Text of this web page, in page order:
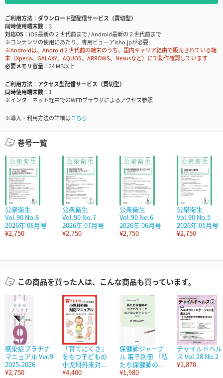
ご利用方法
ダウンロード型配信サービス（買切型）
同時使用端末数
3
対応OS
iOS最新の２世代前まで / Android最新の２世代前まで
※コンテンツの使用にあたり、専用ビューアisho.jpが必要
※Androidは、Android２世代前の端末のうち、国内キャリア経由で販売されている端
末（Xperia、GALAXY、AQUOS、ARROWS、Nexusなど）にて動作確認しています
必要メモリ容量
24 MB以上
ご利用方法
アクセス型配信サービス（買切型）
同時使用端末数
1
※インターネット経由でのWEBブラウザによるアクセス参照
※導入・利用方法の詳細はこちら
巻号一覧
公衆衛生
Vol.90 No.8
2026年 08月号
¥2,750
公衆衛生
Vol.90 No.7
2026年 07月号
¥2,750
公衆衛生
Vol.90 No.6
2026年 06月号
¥2,750
公衆衛生
Vol.90 No.5
2026年 05月号
¥2,750
この商品を買った人は、こんな商品も買っています。
感染症プラチナ
マニュアル Ver.9
2025-2026
¥2,750
「育てにくさ」
をもつ子どもの
小児科外来対...
¥4,400
保健師ジャーナ
ル 電子別冊 「私
たち保健師の...
¥1,980
チャイルドヘル
ス Vol.28 No.2
¥1,870